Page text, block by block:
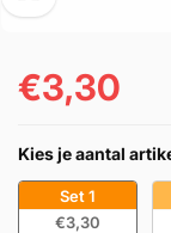
Normale
€3,30
Kies je aantal
Set 1
€3,30